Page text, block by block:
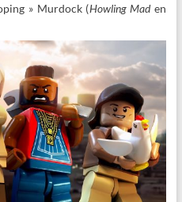
» Murdock (Howling Maden